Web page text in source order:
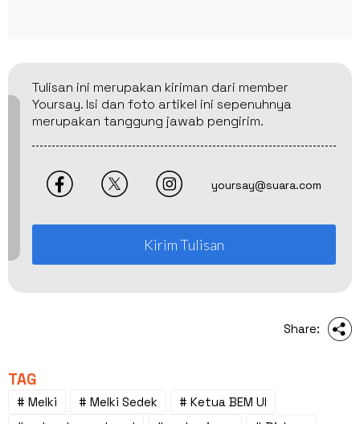
Tulisan ini merupakan kiriman dari member
Yoursay. Isi dan foto artikel ini sepenuhnya
merupakan tanggung jawab pengirim.
yoursay@suara.com
Kirim Tulisan
Share:
TAG
# Melki # Melki Sedek
# Ketua BEM UI